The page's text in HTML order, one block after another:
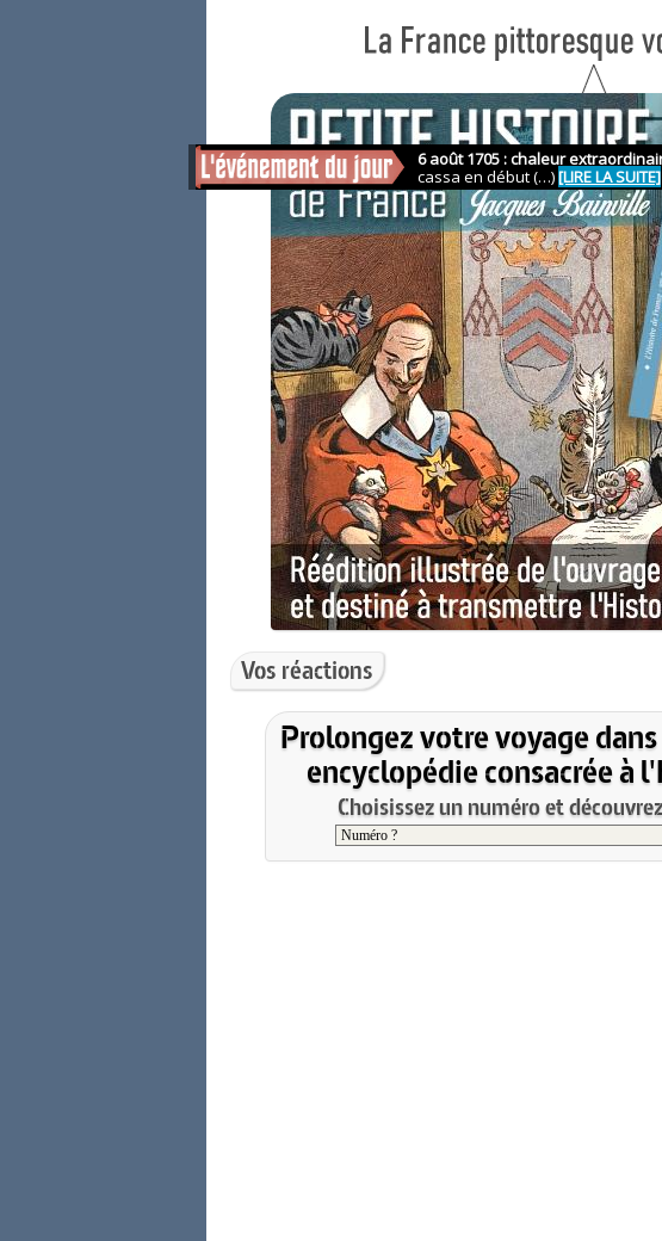
Vos réactions
Prolongez votre voyage
encyclopédie consacrée à
Choisissez un numéro et